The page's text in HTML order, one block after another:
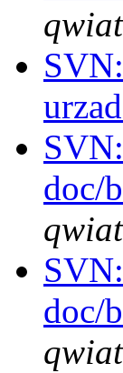
qwiat
doc/
qwiat
doc/
qwiat